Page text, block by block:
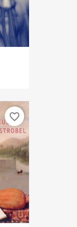
favorite_border